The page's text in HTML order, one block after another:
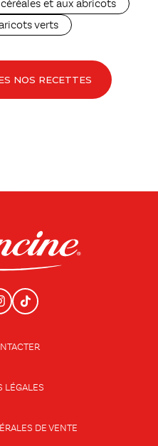
et aux abricots
verts
NOS RECETTES
LÉGALES
DE VENTE